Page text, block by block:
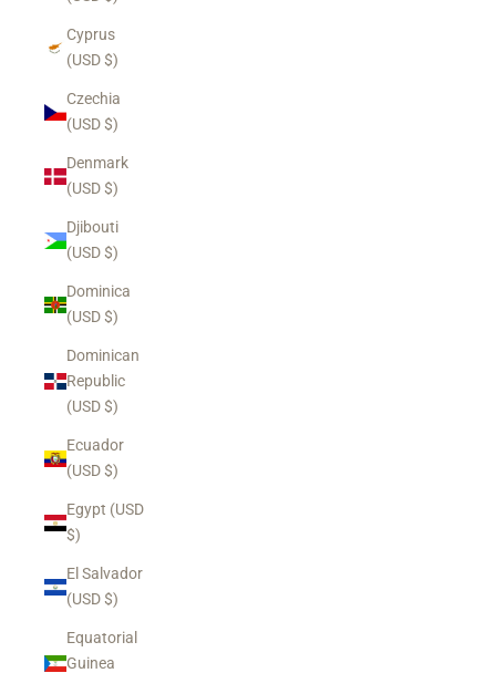
Cyprus
(USD $)
Czechia
(USD $)
Denmark
(USD $)
Djibouti
(USD $)
Dominica
(USD $)
Dominican
Republic
(USD $)
Ecuador
(USD $)
Egypt (USD
$)
El Salvador
(USD $)
Equatorial
Guinea